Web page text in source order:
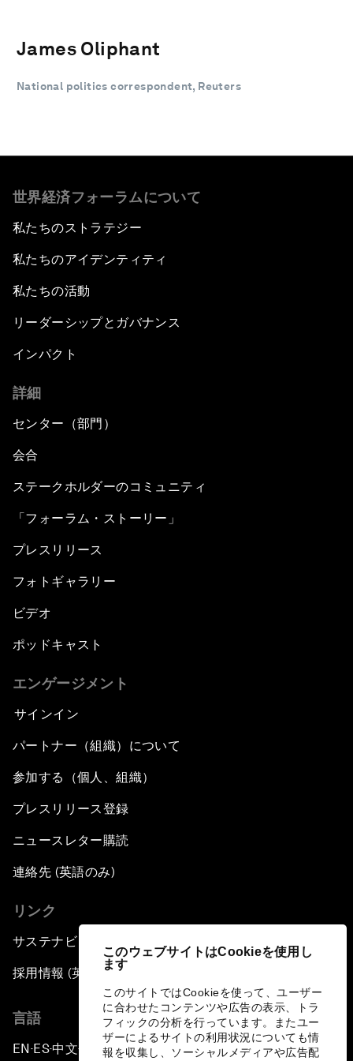
このウェブサイトはCookieを使用し
ます
このサイトではCookieを使って、ユーザー
に合わせたコンテンツや広告の表示、トラ
フィックの分析を行っています。またユー
ザーによるサイトの利用状況についても情
報を収集し、ソーシャルメディアや広告配
James Oliphant
National politics correspondent, Reuters
世界経済フォーラムについて
私たちのストラテジー
私たちのアイデンティティ
私たちの活動
リーダーシップとガバナンス
インパクト
詳細
センター（部門）
会合
ステークホルダーのコミュニティ
「フォーラム・ストーリー」
プレスリリース
フォトギャラリー
ビデオ
ポッドキャスト
エンゲージメント
サインイン
パートナー（組織）について
参加する（個人、組織）
プレスリリース登録
ニュースレター購読
連絡先 (英語のみ)
リンク
サステナビリティへの取り組み
採用情報 (英語のみ)
言語
EN ▪ES▪中文▪ 日本語